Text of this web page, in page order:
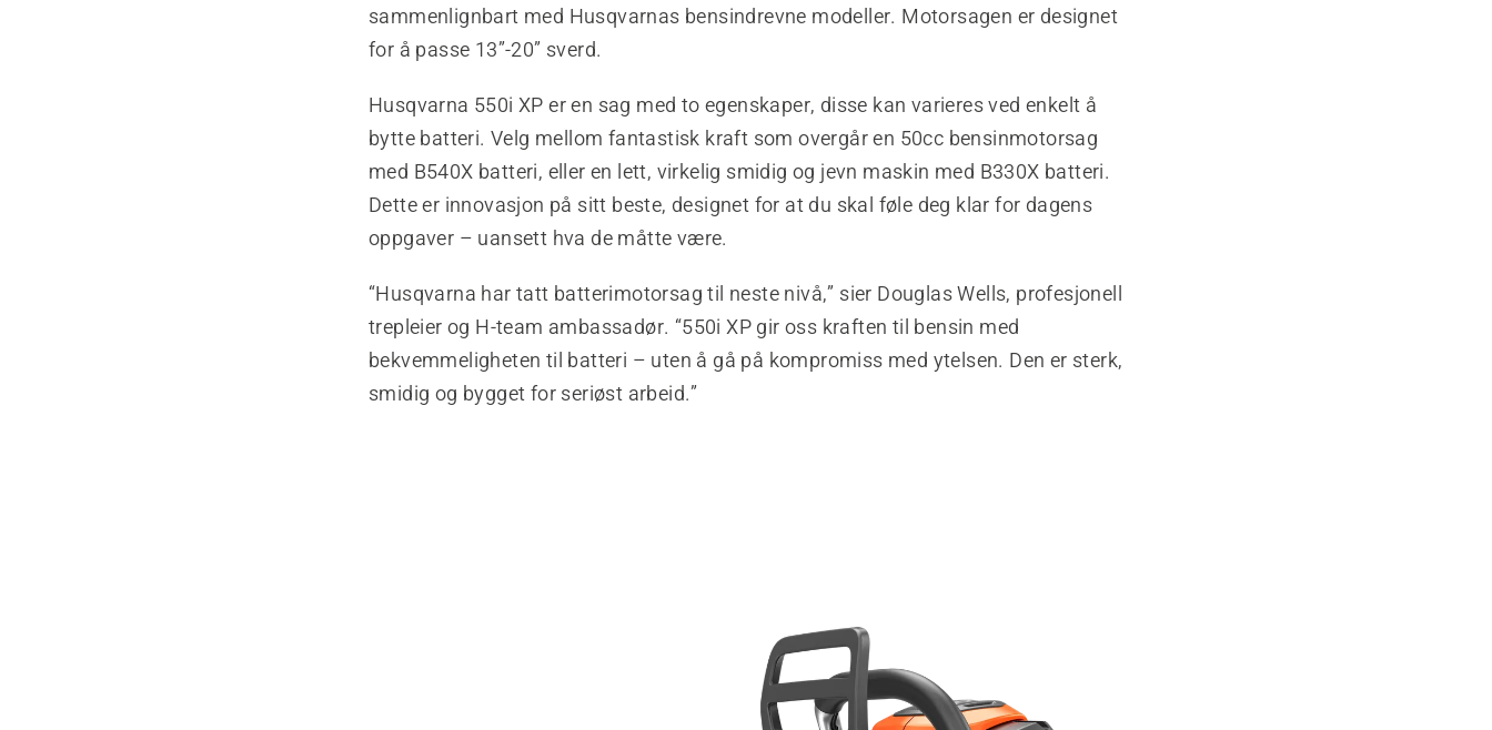
sammenlignbart med Husqvarnas bensindrevne modeller. Motorsagen er designet
for å passe 13”-20” sverd.
Husqvarna 550i XP er en sag med to egenskaper, disse kan varieres ved enkelt å
bytte batteri. Velg mellom fantastisk kraft som overgår en 50cc bensinmotorsag
med B540X batteri, eller en lett, virkelig smidig og jevn maskin med B330X batteri.
Dette er innovasjon på sitt beste, designet for at du skal føle deg klar for dagens
oppgaver – uansett hva de måtte være.
“Husqvarna har tatt batterimotorsag til neste nivå,” sier Douglas Wells, profesjonell
trepleier og H-team ambassadør. “550i XP gir oss kraften til bensin med
bekvemmeligheten til batteri – uten å gå på kompromiss med ytelsen. Den er sterk,
smidig og bygget for seriøst arbeid.”